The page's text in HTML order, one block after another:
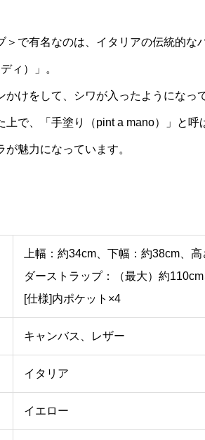
＞で有名なのは、イタリアの伝統的な
ィ）」。
けをして、シワが入ったようになっ
上で、「手塗り（pint a mano）」と呼
魅力になっています。
上幅：約34cm、下幅：約38cm、
ダーストラップ：（最大）約
[仕様]内ポケット×4
キャンバス、レザー
イタリア
イエロー